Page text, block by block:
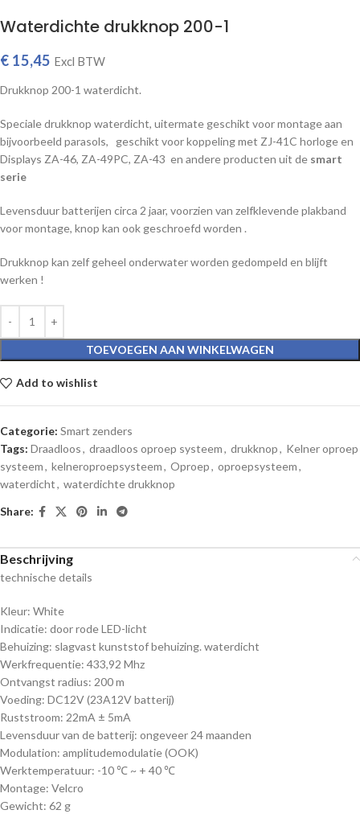
Waterdichte drukknop 200-1
€ 15,45 Excl BTW
Drukknop 200-1 waterdicht.
Speciale drukknop waterdicht, uitermate geschikt voor montage aan
bijvoorbeeld parasols, geschikt voor koppeling met ZJ-41C horloge en
Displays ZA-46, ZA-49PC, ZA-43 en andere producten uit de smart
serie
Levensduur batterijen circa 2 jaar, voorzien van zelfklevende plakband
voor montage, knop kan ook geschroefd worden .
Drukknop kan zelf geheel onderwater worden gedompeld en blijft
werken !
TOEVOEGEN AAN WINKELWAGEN
Add to wishlist
Categorie: Smart zenders
Tags: Draadloos, draadloos oproep systeem, drukknop, Kelner oproep
systeem, kelneroproepsysteem, Oproep, oproepsysteem,
waterdicht, waterdichte drukknop
Share:
Beschrijving
technische details
Kleur: White
Indicatie: door rode LED-licht
Behuizing: slagvast kunststof behuizing. waterdicht
Werkfrequentie: 433,92 Mhz
Ontvangst radius: 200 m
Voeding: DC12V (23A12V batterij)
Ruststroom: 22mA ± 5mA
Levensduur van de batterij: ongeveer 24 maanden
Modulation: amplitudemodulatie (OOK)
Werktemperatuur: -10 ℃ ~ + 40 ℃
Montage: Velcro
Gewicht: 62 g